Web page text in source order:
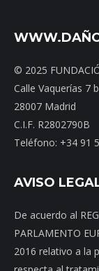
© 2025
Calle Vaquerías 7
28007 Madrid
C.I.F. R2802790B
Teléfono: +34 91
AVISO
De acuerdo al
PARLAMENTO
2016 relativo a la